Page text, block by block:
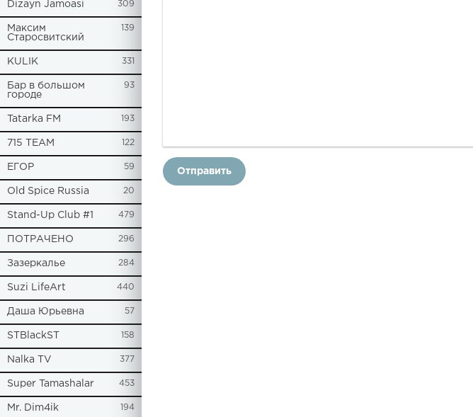
Dizayn Jamoasi 309
Максим
Старосвитский
139
KULIK 331
Бар в большом
городе
93
Tatarka FM 193
715 TEAM 122
ЕГОР 59
Old Spice Russia 20
Stand-Up Club #1 479
ПОТРАЧЕНО 296
Зазеркалье 284
Suzi LifeArt 440
Даша Юрьевна 57
STBlackST 158
Nalka TV 377
Super Tamashalar 453
Mr. Dim4ik 194
Отправить